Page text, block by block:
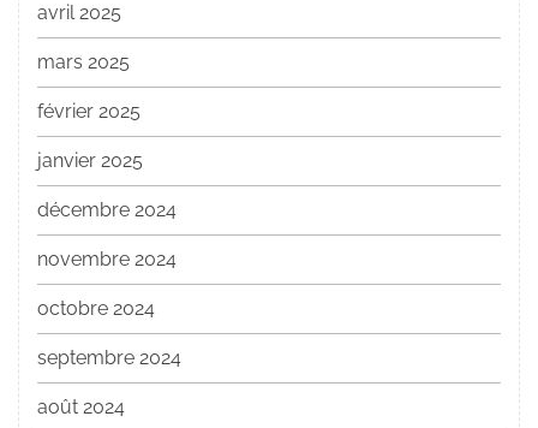
avril 2025
mars 2025
février 2025
janvier 2025
décembre 2024
novembre 2024
octobre 2024
septembre 2024
août 2024